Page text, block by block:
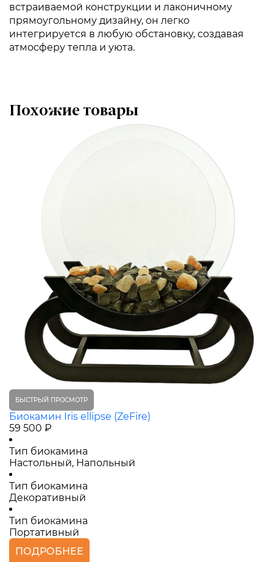
встраиваемой конструкции и лаконичному
прямоугольному дизайну, он легко
интегрируется в любую обстановку, создавая
атмосферу тепла и уюта.
Похожие товары
БЫСТРЫЙ ПРОСМОТР
Биокамин Iris ellipse (ZeFire)
59 500 ₽
Тип биокамина
Настольный, Напольный
Тип биокамина
Декоративный
Тип биокамина
Портативный
ПОДРОБНЕЕ